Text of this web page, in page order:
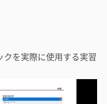
を実際に使用する実習